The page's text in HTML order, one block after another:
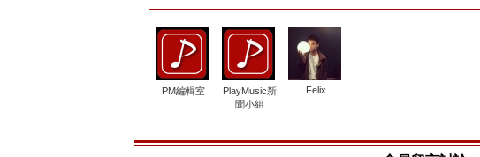
PM編輯室
PlayMusic新
聞小組
Felix